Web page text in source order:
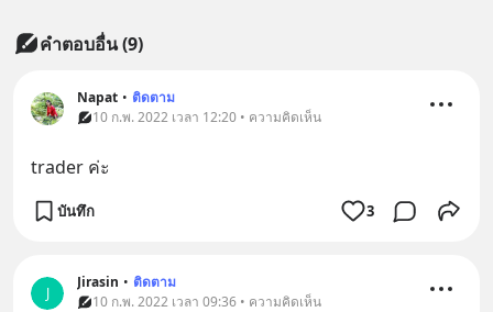
คำตอบอื่น(9)
Napat • ติดตาม
10 ก.พ. 2022 เวลา 12:20 • ความคิดเห็น
trader ค่ะ
บันทึก 3
J
Jirasin • ติดตาม
10 ก.พ. 2022 เวลา 09:36 • ความคิดเห็น